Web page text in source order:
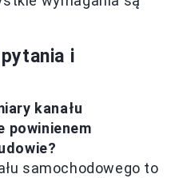
i
kanału
powinienem
samochodowego to